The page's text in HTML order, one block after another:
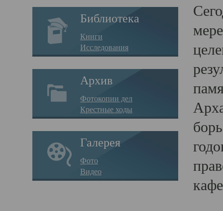
Библиотека
Книги
Исследования
Архив
Фотокопии дел
Крестные ходы
Галерея
Фото
Видео